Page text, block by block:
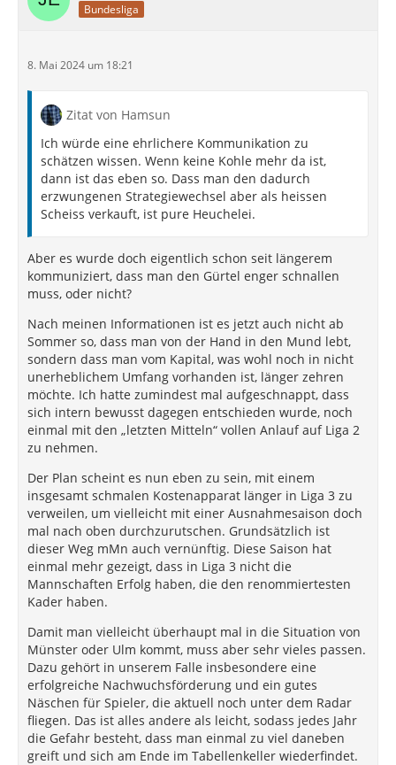
Bundesliga
8. Mai 2024 um 18:21
Zitat von Hamsun
Ich würde eine ehrlichere Kommunikation zu
schätzen wissen. Wenn keine Kohle mehr da ist,
dann ist das eben so. Dass man den dadurch
erzwungenen Strategiewechsel aber als heissen
Scheiss verkauft, ist pure Heuchelei.
Aber es wurde doch eigentlich schon seit längerem
kommuniziert, dass man den Gürtel enger schnallen
muss, oder nicht?
Nach meinen Informationen ist es jetzt auch nicht ab
Sommer so, dass man von der Hand in den Mund lebt,
sondern dass man vom Kapital, was wohl noch in nicht
unerheblichem Umfang vorhanden ist, länger zehren
möchte. Ich hatte zumindest mal aufgeschnappt, dass
sich intern bewusst dagegen entschieden wurde, noch
einmal mit den „letzten Mitteln“ vollen Anlauf auf Liga 2
zu nehmen.
Der Plan scheint es nun eben zu sein, mit einem
insgesamt schmalen Kostenapparat länger in Liga 3 zu
verweilen, um vielleicht mit einer Ausnahmesaison doch
mal nach oben durchzurutschen. Grundsätzlich ist
dieser Weg mMn auch vernünftig. Diese Saison hat
einmal mehr gezeigt, dass in Liga 3 nicht die
Mannschaften Erfolg haben, die den renommiertesten
Kader haben.
Damit man vielleicht überhaupt mal in die Situation von
Münster oder Ulm kommt, muss aber sehr vieles passen.
Dazu gehört in unserem Falle insbesondere eine
erfolgreiche Nachwuchsförderung und ein gutes
Näschen für Spieler, die aktuell noch unter dem Radar
fliegen. Das ist alles andere als leicht, sodass jedes Jahr
die Gefahr besteht, dass man einmal zu viel daneben
greift und sich am Ende im Tabellenkeller wiederfindet.